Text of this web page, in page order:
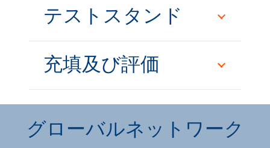
テストスタンド
充填及び評価
グローバルネットワーク